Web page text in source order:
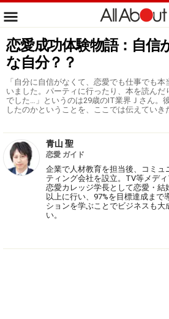
恋愛成功体験物語：自信
な自分？？
「自分に自信がなくて、恋愛でも仕事でも
いました。パーティに行ったり、本を読んだ
でした…」というのは29歳のIT業界Ｊさん。
したのかということを、ここでは伝えていき
青山 聖
恋愛 ガイド
企業で人材教育を担当後、コミ
ティング会社を設立。TV等メデ
恋愛カレッジ学長として恋愛・結
以上に行い、97%を目標達成まで
ションを学ぶことでビジネスも
い。